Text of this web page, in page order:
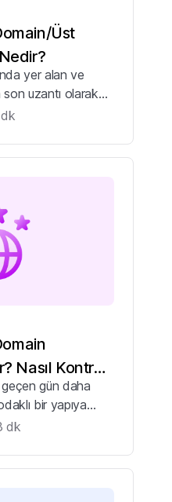
Üst
yer alan ve
uzantı olarak
adı (TLD – Top
dk
Nasıl Kontrol
gün daha
bir yapıya
bir web sitesinin
dk